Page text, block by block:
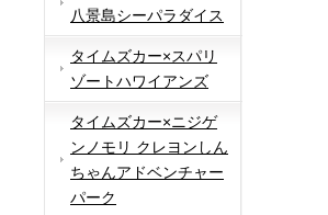
八景島シーパラダイス
タイムズカー×スパリ
ゾートハワイアンズ
タイムズカー×ニジゲ
ンノモリ クレヨンしん
ちゃんアドベンチャー
パーク